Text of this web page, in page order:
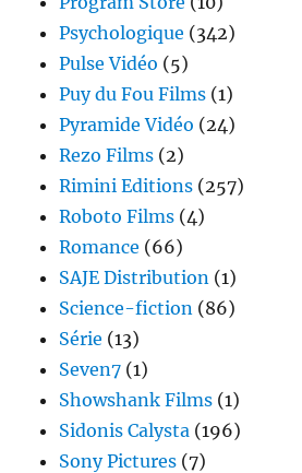
Psychologique (342)
Pulse Vidéo (5)
Puy du Fou Films (1)
Pyramide Vidéo (24)
Rezo Films (2)
Rimini Editions (257)
Roboto Films (4)
Romance (66)
SAJE Distribution (1)
Science-fiction (86)
Série (13)
Seven7 (1)
Showshank Films (1)
Sidonis Calysta (196)
Sony Pictures (7)